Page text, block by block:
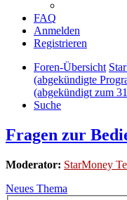
FAQ
Anmelden
Registrieren
Foren-Übersicht
(abgekündigte
(abgekündigt zum
Suche
Fragen zur
Moderator: StarMoney
Neues Thema